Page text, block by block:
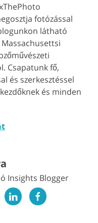
fotózással
látható
Csapatunk fő,
és szerkesztéssel
és minden
Insights Blogger